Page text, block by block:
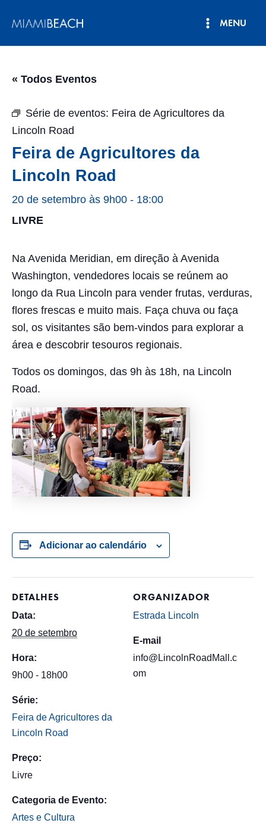
para
MENU
« Todos Eventos
Série de eventos: Feira de Agricultores da
Lincoln Road
Feira de Agricultores da
Lincoln Road
20 de setembro às 9h00 - 18:00
LIVRE
Na Avenida Meridian, em direção à Avenida
Washington, vendedores locais se reúnem ao
longo da Rua Lincoln para vender frutas, verduras,
flores frescas e muito mais. Faça chuva ou faça
sol, os visitantes são bem-vindos para explorar a
área e descobrir tesouros regionais.
Todos os domingos, das 9h às 18h, na Lincoln
Road.
Adicionar ao calendário
DETALHES
Data:
20 de setembro
Hora:
9h00 - 18h00
Série:
Feira de Agricultores da
Lincoln Road
Preço:
Livre
Categoria de Evento:
Artes e Cultura
ORGANIZADOR
Estrada Lincoln
E-mail
info@LincolnRoadMall.c
om